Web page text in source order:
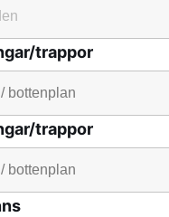
trappor
trappor